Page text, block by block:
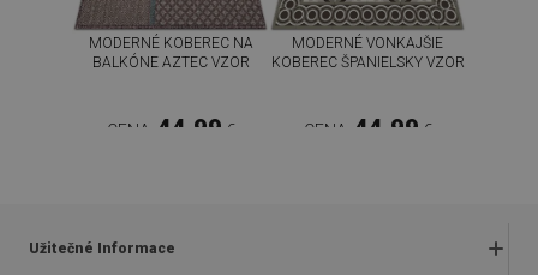
MODERNÉ KOBEREC NA
BALKÓNE AZTEC VZOR
CENA: 44.99 €
MODERNÉ VONKAJŠIE
KOBEREC ŠPANIELSKY VZOR
CENA: 44.99 €
Užitečné Informace